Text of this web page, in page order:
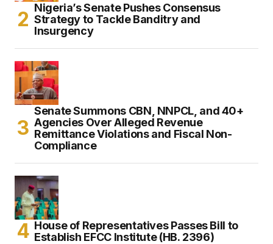
Nigeria’s Senate Pushes Consensus
Strategy to Tackle Banditry and
Insurgency
Senate Summons CBN, NNPCL, and 40+
Agencies Over Alleged Revenue
Remittance Violations and Fiscal Non-
Compliance
House of Representatives Passes Bill to
Establish EFCC Institute (HB. 2396)